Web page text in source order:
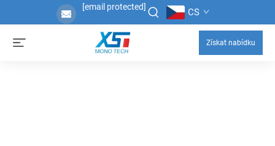
[email protected] CS
Získat nabídku